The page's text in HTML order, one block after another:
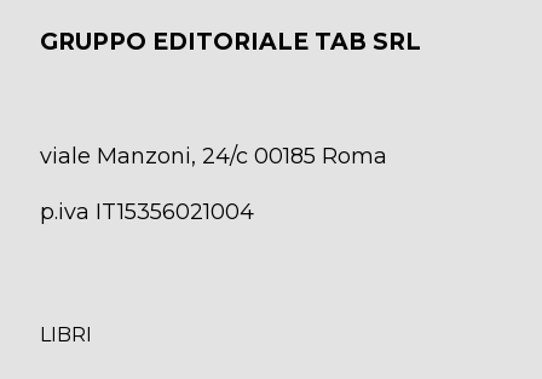
GRUPPO EDITORIALE TAB SRL
viale Manzoni, 24/c 00185 Roma
p.iva IT15356021004
LIBRI